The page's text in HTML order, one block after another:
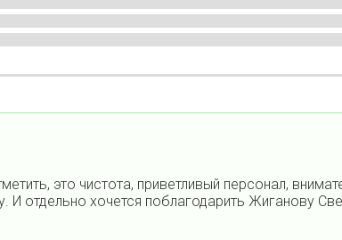
это чистота, приветливый персонал,
отдельно хочется поблагодарить Жиганову